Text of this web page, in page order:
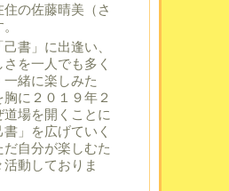
の佐藤晴美（さ
書」に出逢い、
を一人でも多く
緒に楽しみた
に２０１９年２
道場を開くことに
」を広げていく
自分が楽しむた
動しておりま